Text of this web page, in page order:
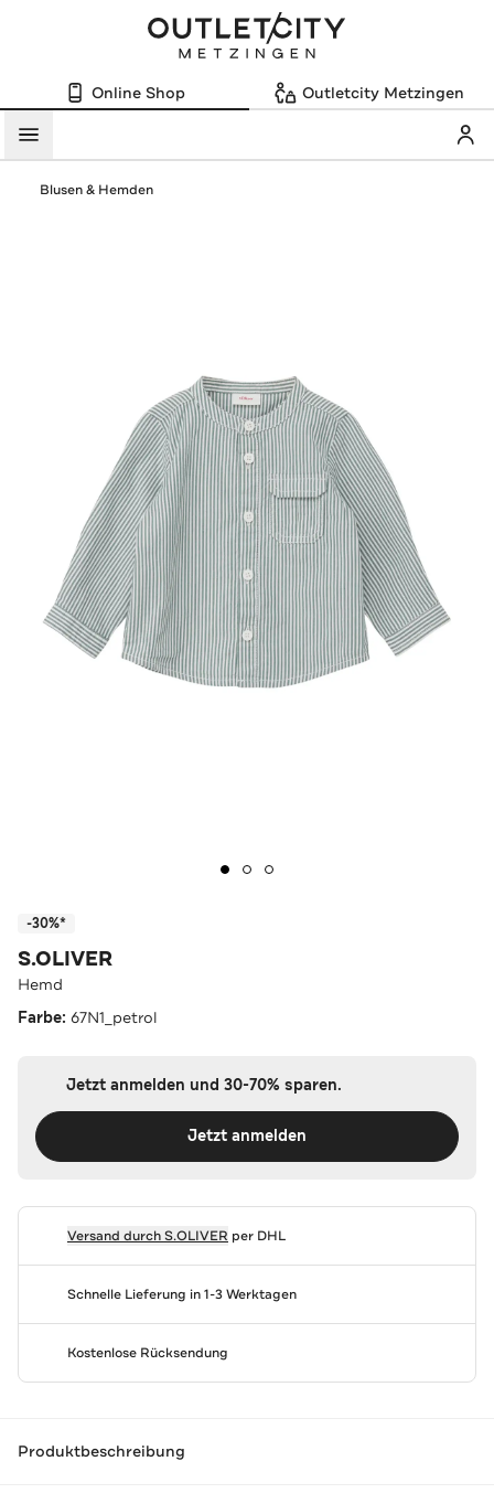
Online Shop Outletcity Metzingen
Menü
Blusen & Hemden
-30%*
S.OLIVER
Hemd
Farbe: 67N1_petrol
Jetzt anmelden und 30-70% sparen.
Jetzt anmelden
Versand durchS.OLIVER per DHL
Schnelle Lieferung in 1-3 Werktagen
Kostenlose Rücksendung
Produktbeschreibung